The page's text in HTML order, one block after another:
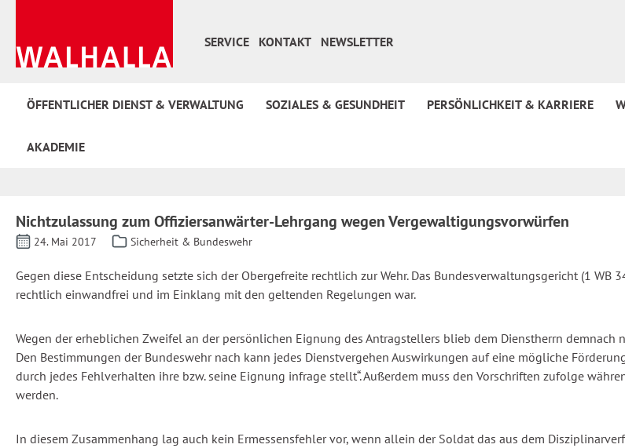
SERVICE
KONTAKT NEWSLETTER
ÖFFENTLICHER DIENST & VERWALTUNG SOZIALES & GESUNDHEIT PERSÖNLICHKEIT & KARRIERE
AKADEMIE
Nichtzulassung zum Offiziersanwärter-Lehrgang wegen Vergewaltigungsvorwürfen
24. Mai 2017 Sicherheit & Bundeswehr
Gegen diese Entscheidung setzte sich der Obergefreite rechtlich zur Wehr. Das Bundesverwaltungsgericht (1
rechtlich einwandfrei und im Einklang mit den geltenden Regelungen war.
Wegen der erheblichen Zweifel an der persönlichen Eignung des Antragstellers blieb dem Dienstherrn
Den Bestimmungen der Bundeswehr nach kann jedes Dienstvergehen Auswirkungen auf eine mögliche
durch jedes Fehlverhalten ihre bzw. seine Eignung infrage stellt“. Außerdem muss den Vorschriften zufolge
werden.
In diesem Zusammenhang lag auch kein Ermessensfehler vor, wenn allein der Soldat das aus dem